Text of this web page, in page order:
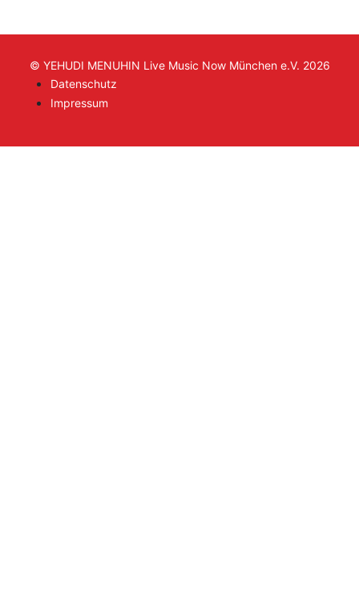
© YEHUDI MENUHIN Live Music Now München e.V. 2026
Datenschutz
Impressum